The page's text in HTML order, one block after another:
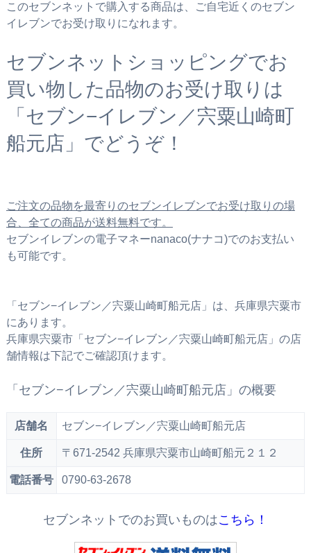
このセブンネットで購入する商品は、ご自宅近くのセブン
イレブンでお受け取りになれます。
セブンネットショッピングでお
買い物した品物のお受け取りは
「セブン−イレブン／宍粟山崎町
船元店」でどうぞ！
ご注文の品物を最寄りのセブンイレブンでお受け取りの場
合、全ての商品が送料無料です。
セブンイレブンの電子マネーnanaco(ナナコ)でのお支払い
も可能です。
「セブン−イレブン／宍粟山崎町船元店」は、兵庫県宍粟市
にあります。
兵庫県宍粟市「セブン−イレブン／宍粟山崎町船元店」の店
舗情報は下記でご確認頂けます。
「セブン−イレブン／宍粟山崎町船元店」の概要
店舗名 セブン−イレブン／宍粟山崎町船元店
住所 〒671-2542 兵庫県宍粟市山崎町船元２１２
電話番号 0790-63-2678
セブンネットでのお買いものはこちら！